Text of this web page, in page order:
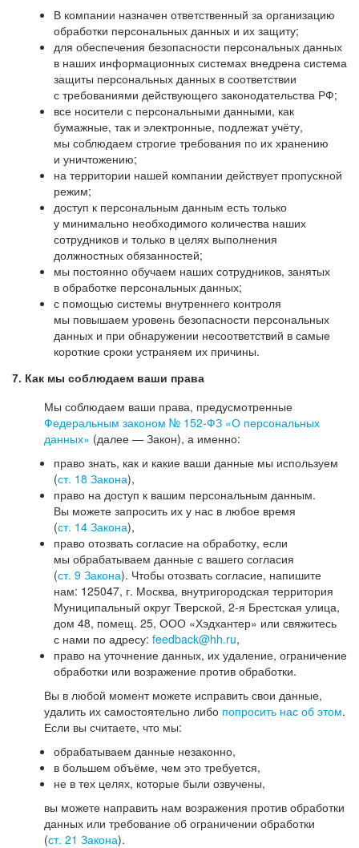
В компании назначен ответственный за организацию
обработки персональных данных и их защиту;
для обеспечения безопасности персональных данных
в наших информационных системах внедрена система
защиты персональных данных в соответствии
с требованиями действующего законодательства РФ;
все носители с персональными данными, как
бумажные, так и электронные, подлежат учёту,
мы соблюдаем строгие требования по их хранению
и уничтожению;
на территории нашей компании действует пропускной
режим;
доступ к персональным данным есть только
у минимально необходимого количества наших
сотрудников и только в целях выполнения
должностных обязанностей;
мы постоянно обучаем наших сотрудников, занятых
в обработке персональных данных;
с помощью системы внутреннего контроля
мы повышаем уровень безопасности персональных
данных и при обнаружении несоответствий в самые
короткие сроки устраняем их причины.
7. Как мы соблюдаем ваши права
Мы соблюдаем ваши права, предусмотренные
Федеральным законом № 152-ФЗ «О персональных
данных» (далее — Закон), а именно:
право знать, как и какие ваши данные мы используем
(ст. 18 Закона),
право на доступ к вашим персональным данным.
Вы можете запросить их у нас в любое время
(ст. 14 Закона),
право отозвать согласие на обработку, если
мы обрабатываем данные с вашего согласия
(ст. 9 Закона). Чтобы отозвать согласие, напишите
нам: 125047, г. Москва, внутригородская территория
Муниципальный округ Тверской, 2-я Брестская улица,
дом 48, помещ. 25, ООО «Хэдхантер» или свяжитесь
с нами по адресу: feedback@hh.ru,
право на уточнение данных, их удаление, ограничение
обработки или возражение против обработки.
Вы в любой момент можете исправить свои данные,
удалить их самостоятельно либо попросить нас об этом.
Если вы считаете, что мы:
обрабатываем данные незаконно,
в большем объёме, чем это требуется,
не в тех целях, которые были озвучены,
вы можете направить нам возражения против обработки
данных или требование об ограничении обработки
(ст. 21 Закона).